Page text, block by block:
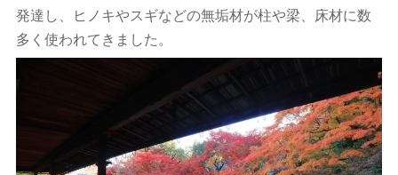
発達し、ヒノキやスギなどの無垢材が柱や梁、床材に数
多く使われてきました。